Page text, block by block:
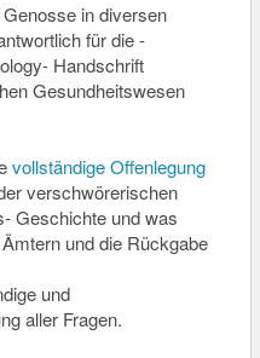
in diversen
für die -
Handschrift
Gesundheitswesen
vollständige Offenlegung
verschwörerischen
Geschichte und was
und die Rückgabe
und
aller Fragen.